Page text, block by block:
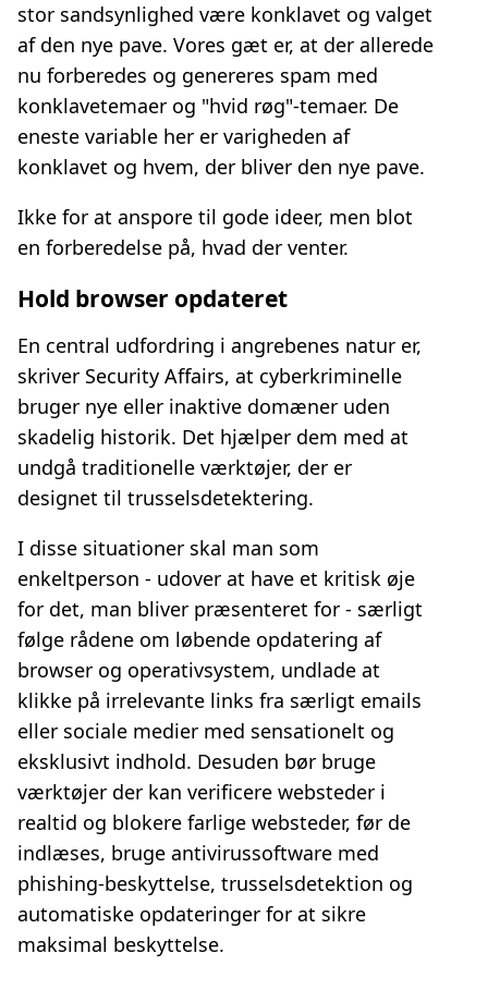
stor sandsynlighed være konklavet og valget
af den nye pave. Vores gæt er, at der allerede
nu forberedes og genereres spam med
konklavetemaer og "hvid røg"-temaer. De
eneste variable her er varigheden af
konklavet og hvem, der bliver den nye pave.
Ikke for at anspore til gode ideer, men blot
en forberedelse på, hvad der venter.
Hold browser opdateret
En central udfordring i angrebenes natur er,
skriver Security Affairs, at cyberkriminelle
bruger nye eller inaktive domæner uden
skadelig historik. Det hjælper dem med at
undgå traditionelle værktøjer, der er
designet til trusselsdetektering.
I disse situationer skal man som
enkeltperson - udover at have et kritisk øje
for det, man bliver præsenteret for - særligt
følge rådene om løbende opdatering af
browser og operativsystem, undlade at
klikke på irrelevante links fra særligt emails
eller sociale medier med sensationelt og
eksklusivt indhold. Desuden bør bruge
værktøjer der kan verificere websteder i
realtid og blokere farlige websteder, før de
indlæses, bruge antivirussoftware med
phishing-beskyttelse, trusselsdetektion og
automatiske opdateringer for at sikre
maksimal beskyttelse.